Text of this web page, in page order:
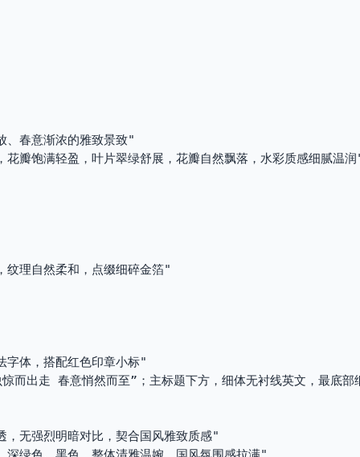
春意渐浓的雅致景致"
瓣饱满轻盈，叶片翠绿舒展，花瓣自然飘落，水彩质感细腻温
理自然柔和，点缀细碎金箔"
体，搭配红色印章小标"
出走 春意悄然而至”；主标题下方，细体无衬线英文，最底部
无强烈明暗对比，契合国风雅致质感"